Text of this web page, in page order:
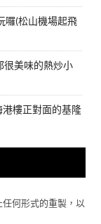
囉(松山機場起飛
很美味的熱炒小
港樓正對面的基隆
何形式的重製，以